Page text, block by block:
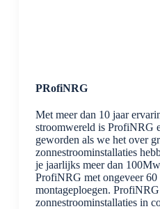
PRofiNRG
Met meer dan 10 jaar
stroomwereld is ProfiNRG
geworden als we het over
zonnestroominstallaties
je jaarlijks meer dan
ProfiNRG met ongeveer 60
montageploegen.
zonnestroominstallaties in